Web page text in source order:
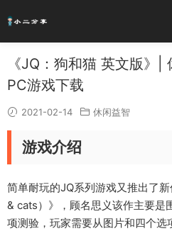
《JQ：狗和猫 英文版》|
PC游戏下载
2021-02-14 休闲益智
游戏介绍
简单耐玩的JQ系列游戏又推出了
& cats）》，顾名思义该作主要是
项测验，玩家需要从图片和四个选